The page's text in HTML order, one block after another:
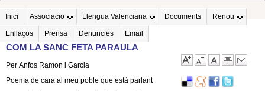
Inici Associacio Llengua Valenciana Documents Renou
Enllaços Prensa Denuncies Email
COM LA SANC FETA PARAULA
Per Anfos Ramon i Garcia
Poema de cara al meu poble que està parlant